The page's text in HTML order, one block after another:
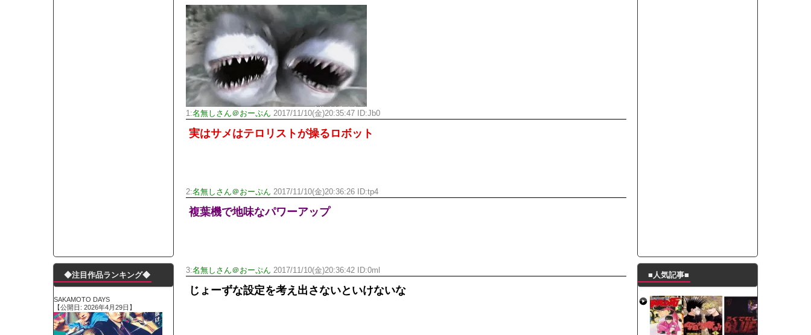
メイドの格好してるちょちょたんの破壊力が半端ない【梅咲遥】
ランJ民ワイ、新しいランニングシューズを手に入れる
モーニングショー「視聴率5.2％！」テレビ朝日「ひたすら自民批判！」...
出自が社長にバレて「愛人になれ」と脅された。辞めたら1週間もしないう...
【唖然】渋谷のホームレス対策、とんでもない領域へｗｗｗｗｗｗ
子供部屋おじさんなんですがコード類の配線ぐちゃぐちゃさせない方法教え...
ポルシェが満を持して送り出す初EV 「タイカン」はテスラのライバルに...
【朗報】阪神のドラフト、ガチで大当たりだったｗｗｗｗｗｗｗｗｗｗｗｗ...
下半身トレーニング、太ももに自信ニキきてくれｗｗｗｗｗｗｗｗｗ
出自が社長にバレて「愛人になれ」と脅された。辞めたら1週間もしないう...
1:名無しさん＠おーぷん 2017/11/10(金)20:35:47 ID:Jb0
実はサメはテロリストが操るロボット
2:名無しさん＠おーぷん 2017/11/10(金)20:36:26 ID:tp4
複葉機で地味なパワーアップ
3:名無しさん＠おーぷん 2017/11/10(金)20:36:42 ID:0ml
じょーずな設定を考え出さないといけないな
◆注目作品ランキング◆
SAKAMOTO DAYS
【公開日: 2026年4月29日】
■人気記事■